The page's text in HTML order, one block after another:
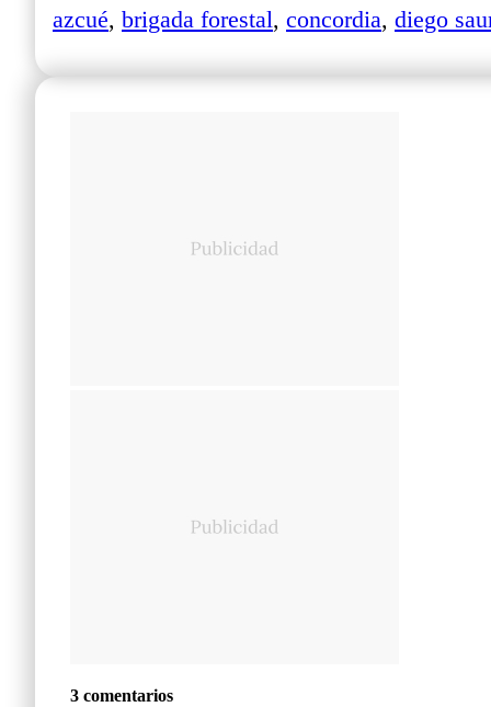
azcué, brigada forestal, concordia, diego
3 comentarios